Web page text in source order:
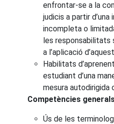
enfrontar-se a la
judicis a partir
incompleta o
les responsabilitats
a l’aplicació
Habilitats
estudiant d’una
mesura autodirigida
Competències
Ús de les